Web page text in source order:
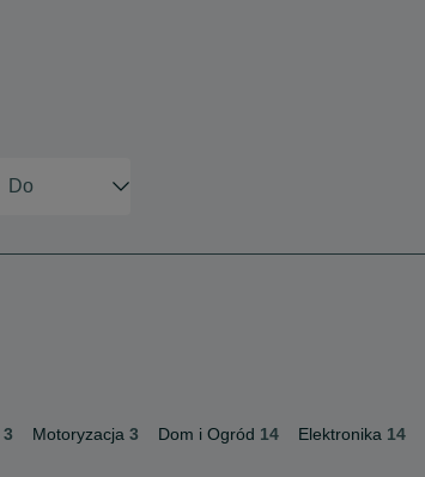
3 Motoryzacja 3 Dom i Ogród 14 Elektronika 14